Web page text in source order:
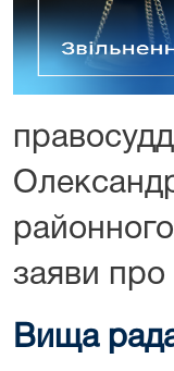
заяви про
Вища